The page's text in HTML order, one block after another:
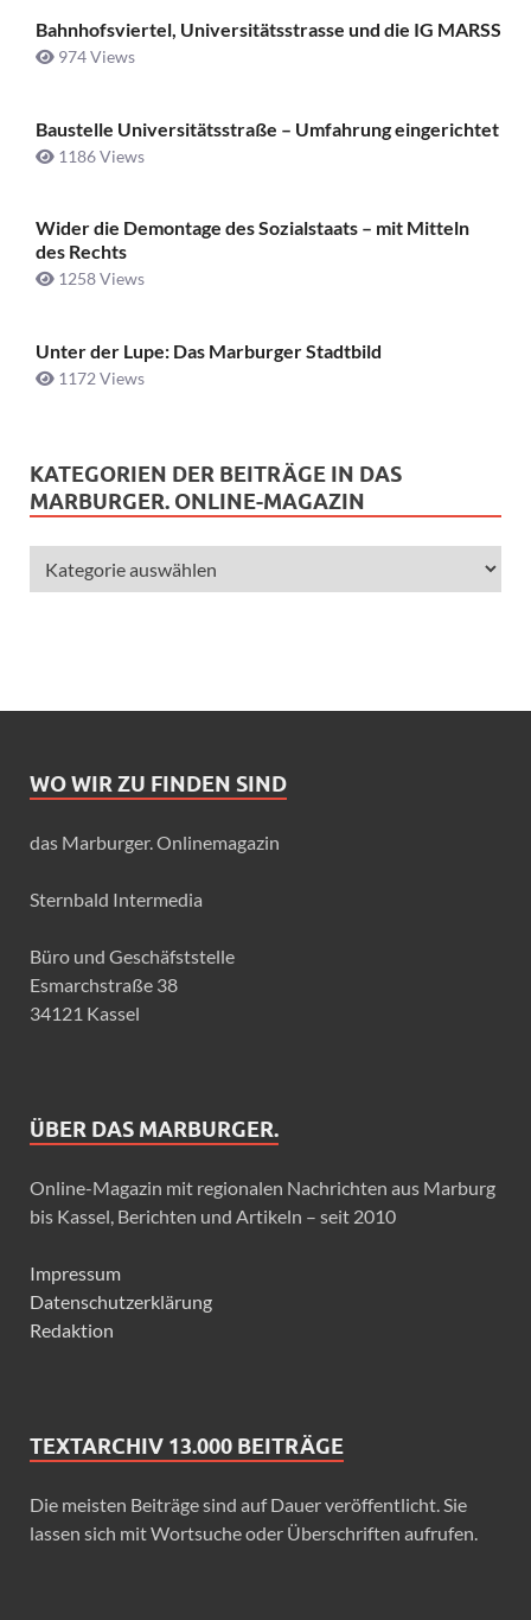
Bahnhofsviertel, Universitätsstrasse und die IG MARSS
974 Views
Baustelle Universitätsstraße ­– Umfahrung eingerichtet
1186 Views
Wider die Demontage des Sozialstaats – mit Mitteln
des Rechts
1258 Views
Unter der Lupe: Das Marburger Stadtbild
1172 Views
KATEGORIEN DER BEITRÄGE IN DAS
MARBURGER. ONLINE-MAGAZIN
WO WIR ZU FINDEN SIND
das Marburger. Onlinemagazin
Sternbald Intermedia
Büro und Geschäfststelle
Esmarchstraße 38
34121 Kassel
ÜBER DAS MARBURGER.
Online-Magazin mit regionalen Nachrichten aus Marburg
bis Kassel, Berichten und Artikeln – seit 2010
Impressum
Datenschutzerklärung
Redaktion
TEXTARCHIV 13.000 BEITRÄGE
Die meisten Beiträge sind auf Dauer veröffentlicht. Sie
lassen sich mit Wortsuche oder Überschriften aufrufen.